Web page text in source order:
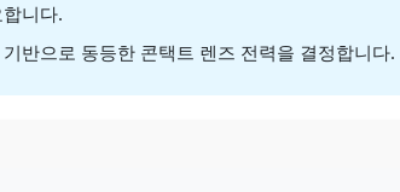
니다.
반으로 동등한 콘택트 렌즈 전력을 결정합니다.